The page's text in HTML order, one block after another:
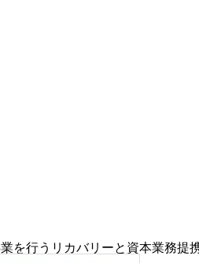
を行うリカバリーと資本業務提